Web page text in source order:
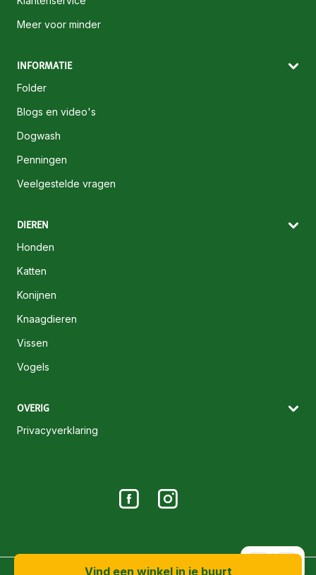
Meer voor minder
INFORMATIE
Folder
Blogs en video's
Dogwash
Penningen
Veelgestelde vragen
DIEREN
Honden
Katten
Konijnen
Knaagdieren
Vissen
Vogels
OVERIG
Privacyverklaring
Vind een winkel in je buurt